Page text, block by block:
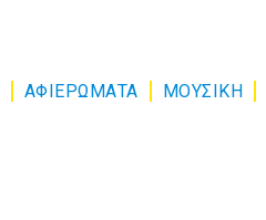
ΑΦΙΕΡΏΜΑΤΑ ΜΟΥΣΙΚΉ